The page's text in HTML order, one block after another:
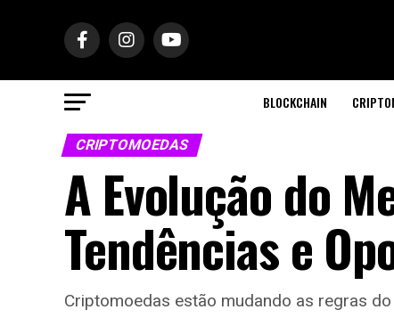
BLOCKCHAIN
CRIPTOMOEDAS
A Evolução do
Tendências e
Criptomoedas estão mudando as regras